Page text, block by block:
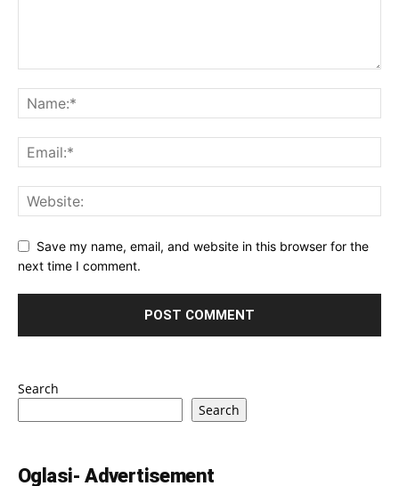
Save my name, email, and website in this browser for the
next time I comment.
Search
Search
Oglasi- Advertisement